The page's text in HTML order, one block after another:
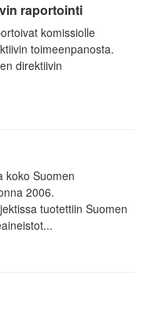
raportointi
komissiolle
toimeenpanosta.
direktiivin
koko Suomen
2006.
tuotettiin Suomen